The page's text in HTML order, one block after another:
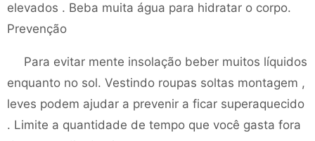
elevados . Beba muita água para hidratar o corpo.
Prevenção
Para evitar mente insolação beber muitos líquidos
enquanto no sol. Vestindo roupas soltas montagem ,
leves podem ajudar a prevenir a ficar superaquecido
. Limite a quantidade de tempo que você gasta fora